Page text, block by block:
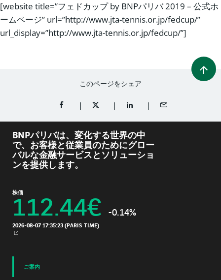
[website title=”フェドカップ by BNPパリバ 2019 – 公式ホ
ームページ” url=”http://www.jta-tennis.or.jp/fedcup/”
url_display=”http://www.jta-tennis.or.jp/fedcup/”]
このページをシェア
FACEBOOKでシェア（新規ウィンドウを開く）
TWITTERでシェア（新規ウィンドウを開
LINKEDINでシェア（新規ウ
メールでシェア
BNPパリバは、変化する世界の中
で、お客様と従業員のためにグロー
バルな金融サービスとソリューショ
ンを提供します。
株価
112.44€ -0.14%
2026-08-07 17:35:23 (PARIS TIME)
新規ウィンドウ
ご案内